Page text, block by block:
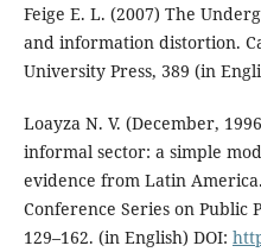
Feige E. L. (2007) The
and information distortion.
University Press, 389 (in
Loayza N. V. (December,
informal sector: a simple
evidence from Latin
Conference Series on Public
129–162. (in English) DOI: